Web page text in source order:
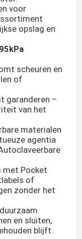
voor
opslag en
scheuren en
of
garanderen –
van het
materialen
agentia
met Pocket
of
zonder het
en sluiten,
blijft.